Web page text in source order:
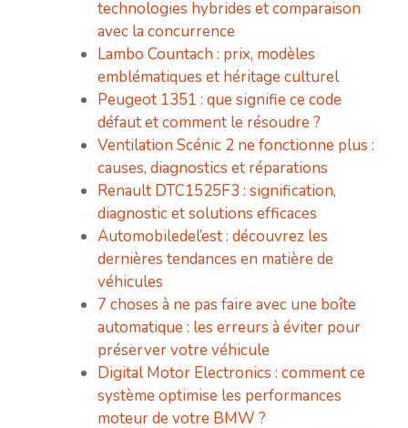
technologies hybrides et comparaison
avec la concurrence
Lambo Countach : prix, modèles
emblématiques et héritage culturel
Peugeot 1351 : que signifie ce code
défaut et comment le résoudre ?
Ventilation Scénic 2 ne fonctionne plus :
causes, diagnostics et réparations
Renault DTC1525F3 : signification,
diagnostic et solutions efficaces
Automobiledel’est : découvrez les
dernières tendances en matière de
véhicules
7 choses à ne pas faire avec une boîte
automatique : les erreurs à éviter pour
préserver votre véhicule
Digital Motor Electronics : comment ce
système optimise les performances
moteur de votre BMW ?